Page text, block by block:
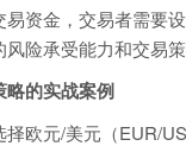
易资金，交易者需要
险承受能力和交易策
略的实战案例
择欧元/美元（EUR/